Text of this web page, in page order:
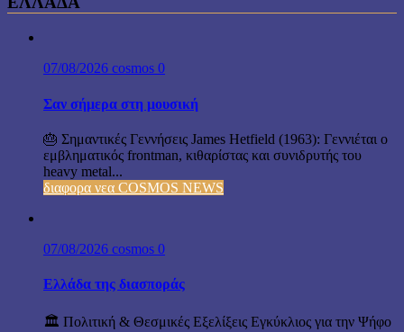
07/08/2026 cosmos 0
Σαν σήμερα στη μουσική
🎂 Σημαντικές Γεννήσεις James Hetfield (1963): Γεννιέται ο
εμβληματικός frontman, κιθαρίστας και συνιδρυτής του
heavy metal...
διαφορα νεα COSMOS NEWS
07/08/2026 cosmos 0
Ελλάδα της διασποράς
🏛️ Πολιτική & Θεσμικές Εξελίξεις Εγκύκλιος για την Ψήφο